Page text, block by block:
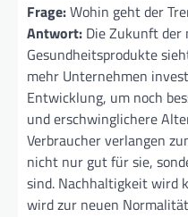
Frage:Wohin geht der
Antwort: Die Zukunft der
Gesundheitsprodukte
mehr Unternehmen
Entwicklung, um noch
und erschwinglichere
Verbraucher verlangen
nicht nur gut für sie,
sind. Nachhaltigkeit wird
wird zur neuen